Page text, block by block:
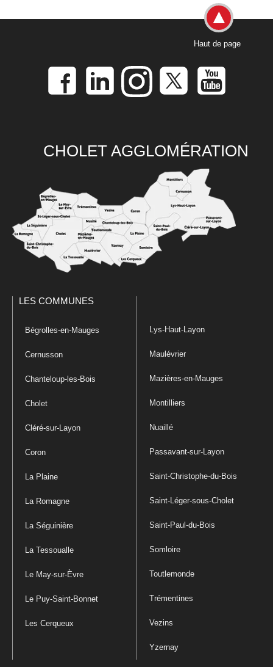
Haut de page
CHOLET AGGLOMÉRATION
LES COMMUNES
Bégrolles-en-Mauges
Cernusson
Chanteloup-les-Bois
Cholet
Cléré-sur-Layon
Coron
La Plaine
La Romagne
La Séguinière
La Tessoualle
Le May-sur-Èvre
Le Puy-Saint-Bonnet
Les Cerqueux
Lys-Haut-Layon
Maulévrier
Mazières-en-Mauges
Montilliers
Nuaillé
Passavant-sur-Layon
Saint-Christophe-du-Bois
Saint-Léger-sous-Cholet
Saint-Paul-du-Bois
Somloire
Toutlemonde
Trémentines
Vezins
Yzernay